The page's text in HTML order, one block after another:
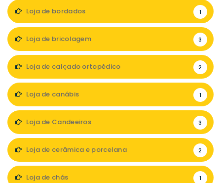
Loja de bordados 1
Loja de bricolagem 3
Loja de calçado ortopédico 2
Loja de canábis 1
Loja de Candeeiros 3
Loja de cerâmica e porcelana 2
Loja de chás 1